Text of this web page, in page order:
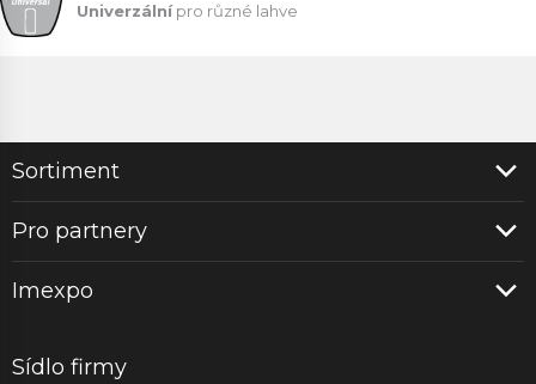
Univerzálnípro různé lahve
Sortiment
Pro partnery
Imexpo
Sídlo firmy